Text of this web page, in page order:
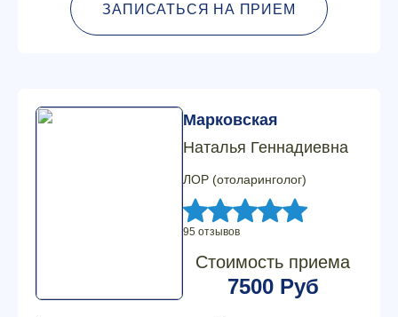
ЗАПИСАТЬСЯ НА ПРИЕМ
Марковская
Наталья Геннадиевна
ЛОР (отоларинголог)
95 отзывов
Стоимость приема
7500 Руб